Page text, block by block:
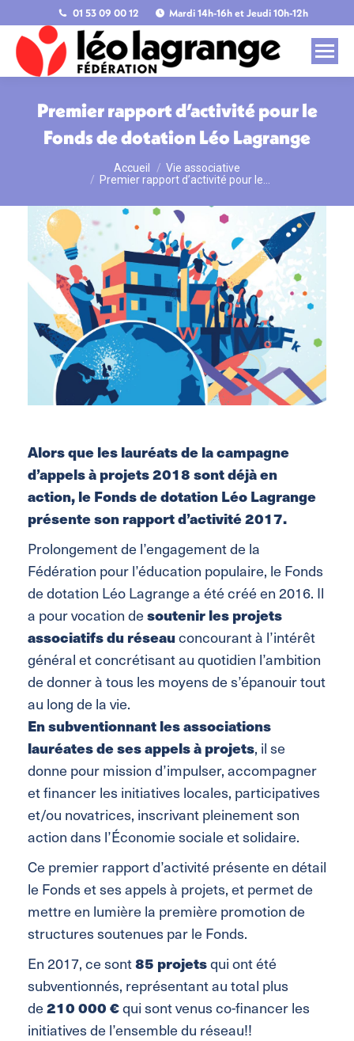
01 53 09 00 12 Mardi 14h-16h et Jeudi 10h-12h
Premier rapport d’activité pour le
Fonds de dotation Léo Lagrange
Vous êtes ici :Accueil
Vie associative
Premier rapport d’activité pour le…
Alors que les lauréats de la campagne
d’appels à projets 2018 sont déjà en
action, le Fonds de dotation Léo Lagrange
présente son rapport d’activité 2017.
Prolongement de l’engagement de la
Fédération pour l’éducation populaire, le Fonds
de dotation Léo Lagrange a été créé en 2016. Il
a pour vocation desoutenir les projets
associatifs du réseauconcourant à l’intérêt
général et concrétisant au quotidien l’ambition
de donner à tous les moyens de s’épanouir tout
au long de la vie.
En subventionnant les associations
lauréates de ses appels à projets, il se
donne pour mission d’impulser, accompagner
et financer les initiatives locales, participatives
et/ou novatrices, inscrivant pleinement son
action dans l’Économie sociale et solidaire.
Ce premier rapport d’activité présente en détail
le Fonds et ses appels à projets, et permet de
mettre en lumière la première promotion de
structures soutenues par le Fonds.
En 2017, ce sont85 projetsqui ont été
subventionnés, représentant au total plus
de210 000 €qui sont venus co-financer les
initiatives de l’ensemble du réseau!!